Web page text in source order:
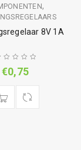
,
8V 1A
€0,75